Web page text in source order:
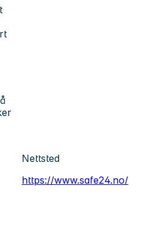
Nettsted
https://www.safe24.no/